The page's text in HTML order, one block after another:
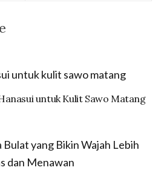
untuk Kulit Sawo Matang